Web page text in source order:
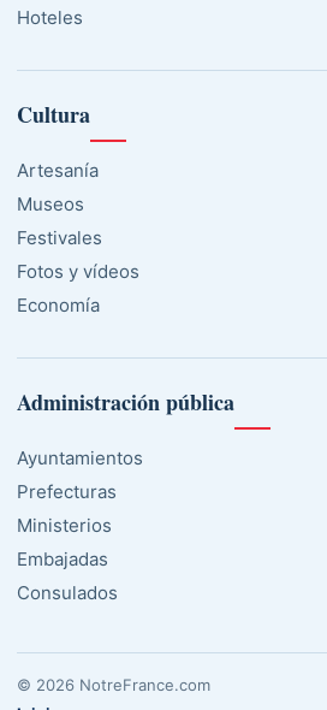
Hoteles
Cultura
Artesanía
Museos
Festivales
Fotos y vídeos
Economía
Administración pública
Ayuntamientos
Prefecturas
Ministerios
Embajadas
Consulados
© 2026 NotreFrance.com